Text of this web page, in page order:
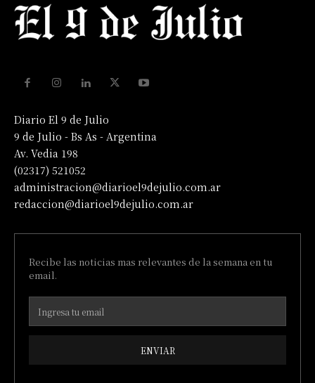
Diario El 9 de Julio
9 de Julio - Bs As - Argentina
Av. Vedia 198
(02317) 521052
administracion@diarioel9dejulio.com.ar
redaccion@diarioel9dejulio.com.ar
Recibe las noticias mas relevantes de la semana en tu
email.
ENVIAR